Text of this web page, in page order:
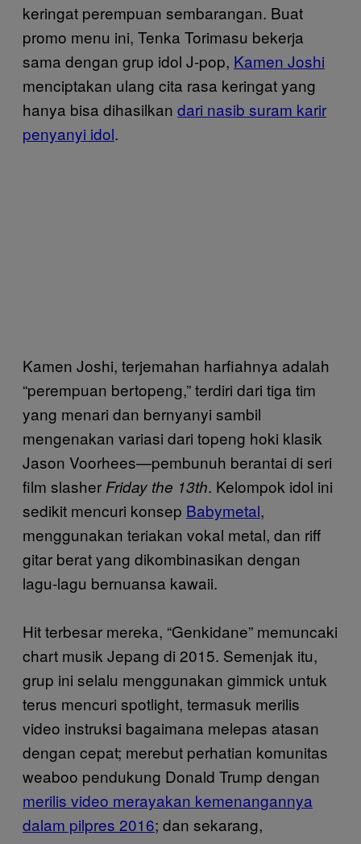
keringat perempuan sembarangan. Buat
promo menu ini, Tenka Torimasu bekerja
sama dengan grup idol J-pop, Kamen Joshi
menciptakan ulang cita rasa keringat yang
hanya bisa dihasilkan dari nasib suram karir
penyanyi idol.
Kamen Joshi, terjemahan harfiahnya adalah
“perempuan bertopeng,” terdiri dari tiga tim
yang menari dan bernyanyi sambil
mengenakan variasi dari topeng hoki klasik
Jason Voorhees—pembunuh berantai di seri
film slasher Friday the 13th. Kelompok idol ini
sedikit mencuri konsep Babymetal,
menggunakan teriakan vokal metal, dan riff
gitar berat yang dikombinasikan dengan
lagu-lagu bernuansa kawaii.
Hit terbesar mereka, “Genkidane” memuncaki
chart musik Jepang di 2015. Semenjak itu,
grup ini selalu menggunakan gimmick untuk
terus mencuri spotlight, termasuk merilis
video instruksi bagaimana melepas atasan
dengan cepat; merebut perhatian komunitas
weaboo pendukung Donald Trump dengan
merilis video merayakan kemenangannya
dalam pilpres 2016; dan sekarang,